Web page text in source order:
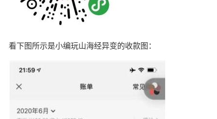
看下图所示是小编玩山海经异变的收款图：